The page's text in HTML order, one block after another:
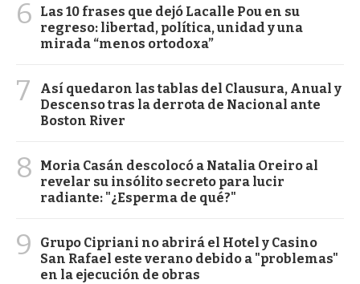
6
Las 10 frases que dejó Lacalle Pou en su
regreso: libertad, política, unidad y una
mirada “menos ortodoxa”
7
Así quedaron las tablas del Clausura, Anual y
Descenso tras la derrota de Nacional ante
Boston River
8
Moria Casán descolocó a Natalia Oreiro al
revelar su insólito secreto para lucir
radiante: "¿Esperma de qué?"
9
Grupo Cipriani no abrirá el Hotel y Casino
San Rafael este verano debido a "problemas"
en la ejecución de obras